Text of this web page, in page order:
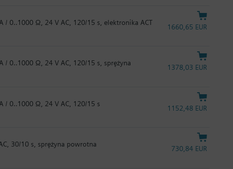
/ 0..1000 Ω, 24 V AC, 120/15 s, elektronika ACT
1660,65 EUR
/ 0..1000 Ω, 24 V AC, 120/15 s, sprężyna
1378,03 EUR
/ 0..1000 Ω, 24 V AC, 120/15 s
1152,48 EUR
30/10 s, sprężyna powrotna
730,84 EUR